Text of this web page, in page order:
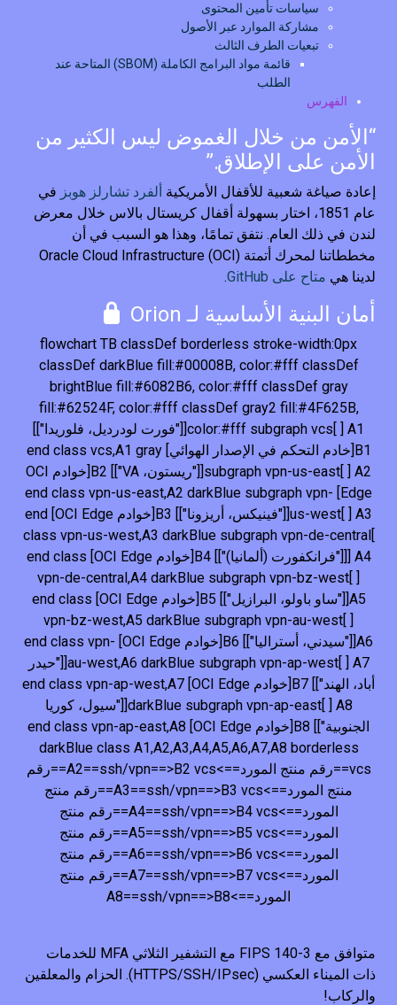
سياسات تأمين المحتوى
مشاركة الموارد عبر الأصول
تبعيات الطرف الثالث
قائمة مواد البرامج الكاملة (SBOM) المتاحة عند
الطلب
الفهرس
“الأمن من خلال الغموض ليس الكثير من
الأمن على الإطلاق.”
إعادة صياغة شعبية للأقفال الأمريكية ألفرد تشارلز هوبز في
عام 1851، اختار بسهولة أقفال كريستال بالاس خلال معرض
لندن في ذلك العام. نتفق تمامًا، وهذا هو السبب في أن
مخططاتنا لمحرك أتمتة Oracle Cloud Infrastructure (OCI)
لدينا هي متاح على GitHub .
أمان البنية الأساسية لـ Orion
flowchart TB classDef borderless stroke-width:0px
classDef darkBlue fill:#00008B, color:#fff classDef
brightBlue fill:#6082B6, color:#fff classDef gray
fill:#62524F, color:#fff classDef gray2 fill:#4F625B,
color:#fff subgraph vcs[ ] A1[["فورت لودرديل، فلوريدا"]]
B1[خادم التحكم في الإصدار الهوائي] end class vcs,A1 gray
subgraph vpn-us-east[ ] A2[["ريستون، VA"]] B2[خوادم OCI
Edge] end class vpn-us-east,A2 darkBlue subgraph vpn-
us-west[ ] A3[["فينيكس، أريزونا"]] B3[خوادم OCI Edge] end
class vpn-us-west,A3 darkBlue subgraph vpn-de-central[
] A4[["فرانكفورت (ألمانيا)"]] B4[خوادم OCI Edge] end class
vpn-de-central,A4 darkBlue subgraph vpn-bz-west[ ]
A5[["ساو باولو، البرازيل"]] B5[خوادم OCI Edge] end class
vpn-bz-west,A5 darkBlue subgraph vpn-au-west[ ]
A6[["سيدني، أستراليا"]] B6[خوادم OCI Edge] end class vpn-
au-west,A6 darkBlue subgraph vpn-ap-west[ ] A7[["حيدر
أباد، الهند"]] B7[خوادم OCI Edge] end class vpn-ap-west,A7
darkBlue subgraph vpn-ap-east[ ] A8[["سيول، كوريا
الجنوبية"]] B8[خوادم OCI Edge] end class vpn-ap-east,A8
darkBlue class A1,A2,A3,A4,A5,A6,A7,A8 borderless
vcs==رقم منتج المورد==>A2==ssh/vpn==>B2 vcs==رقم
منتج المورد==>A3==ssh/vpn==>B3 vcs==رقم منتج
المورد==>A4==ssh/vpn==>B4 vcs==رقم منتج
المورد==>A5==ssh/vpn==>B5 vcs==رقم منتج
المورد==>A6==ssh/vpn==>B6 vcs==رقم منتج
المورد==>A7==ssh/vpn==>B7 vcs==رقم منتج
المورد==>A8==ssh/vpn==>B8
متوافق مع FIPS 140-3 مع التشفير الثلاثي MFA للخدمات
ذات الميناء العكسي (HTTPS/SSH/IPsec). الحزام والمعلقين
والركاب!